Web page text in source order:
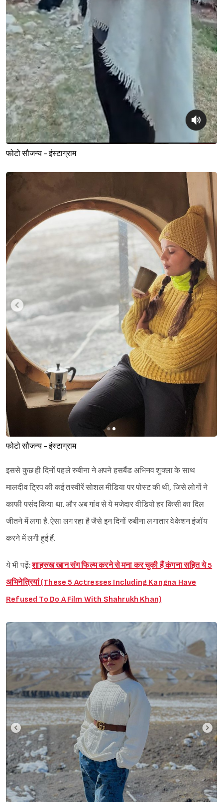
Sign in
फोटो सौजन्य - इंस्टाग्राम
फोटो सौजन्य - इंस्टाग्राम
इससे कुछ ही दिनों पहले रुबीना ने अपने हसबैंड अभिनव शुक्ला के साथ
मालदीव ट्रिप की कई तस्वीरें सोशल मीडिया पर पोस्ट की थी, जिसे लोगों ने
काफी पसंद किया था. और अब गांव से ये मजेदार वीडियो हर किसी का दिल
जीतने में लगा है. ऐसा लग रहा है जैसे इन दिनों रुबीना लगातार वेकेशन इंजॉय
करने में लगी हुई हैं.
ये भी पढ़ें:शाहरुख खान संग फिल्म करने से मना कर चुकी हैं कंगना सहित ये 5
अभिनेत्रियां (These 5 Actresses Including Kangna Have
Refused To Do A Film With Shahrukh Khan)